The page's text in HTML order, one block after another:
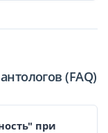
(FAQ)
при